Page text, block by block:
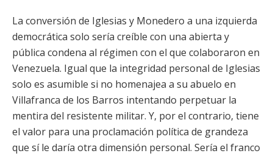
La conversión de Iglesias y Monedero a una izquierda
democrática solo sería creíble con una abierta y
pública condena al régimen con el que colaboraron en
Venezuela. Igual que la integridad personal de Iglesias
solo es asumible si no homenajea a su abuelo en
Villafranca de los Barros intentando perpetuar la
mentira del resistente militar. Y, por el contrario, tiene
el valor para una proclamación política de grandeza
que sí le daría otra dimensión personal. Sería el franco